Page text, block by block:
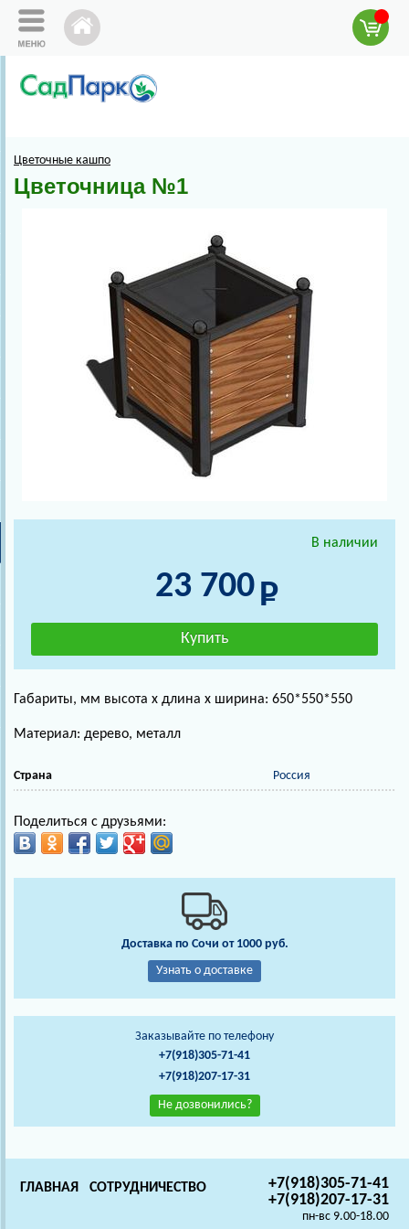
Цветочные кашпо
Цветочница №1
В наличии
23 700
Габариты, мм высота х длина х ширина: 650*550*550
Материал: дерево, металл
Страна Россия
Поделиться с друзьями:
Доставка по Сочи от 1000 руб.
Узнать о доставке
Заказывайте по телефону
+7(918)305-71-41
+7(918)207-17-31
Не дозвонились?
+7(918)305-71-41
+7(918)207-17-31
пн-вс 9.00-18.00
ГЛАВНАЯ СОТРУДНИЧЕСТВО